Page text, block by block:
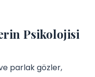
Psikolojisi
parlak gözler,